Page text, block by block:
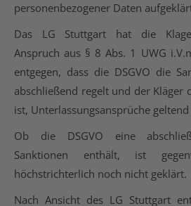
personenbezogener Daten
Das LG Stuttgart hat die
Anspruch aus § 8 Abs. 1 UWG
entgegen, dass die DSGVO die
abschließend regelt und der Kläger
ist, Unterlassungsansprüche
Ob die DSGVO eine
Sanktionen enthält, ist
höchstrichterlich noch nicht geklärt.
Nach Ansicht des LG Stuttgart